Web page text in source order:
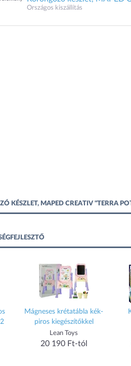
Országos kiszállítás
KÉSZLET, MAPED CREATIV "TERRA
Mágneses krétatábla kék-
piros kiegészítőkkel
Lean Toys
20 190 Ft-tól